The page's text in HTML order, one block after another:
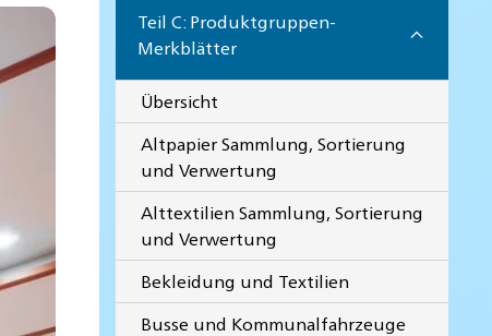
Teil C: Produktgruppen-
Merkblätter
Übersicht
Altpapier Sammlung, Sortierung
und Verwertung
Alttextilien Sammlung, Sortierung
und Verwertung
Bekleidung und Textilien
Busse und Kommunalfahrzeuge